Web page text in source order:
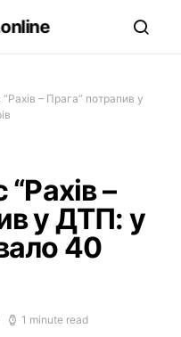
“Рахів – Прага” потрапив у
–
у ДТП: у
40
1 minute read